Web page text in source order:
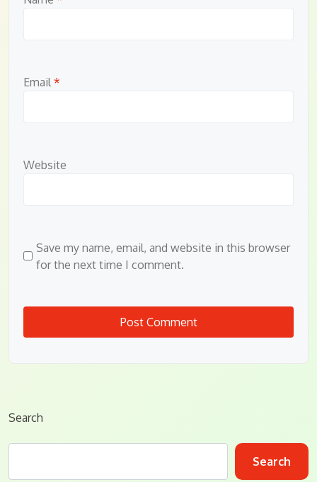
Email *
Website
Save my name, email, and website in this browser
for the next time I comment.
Search
Search